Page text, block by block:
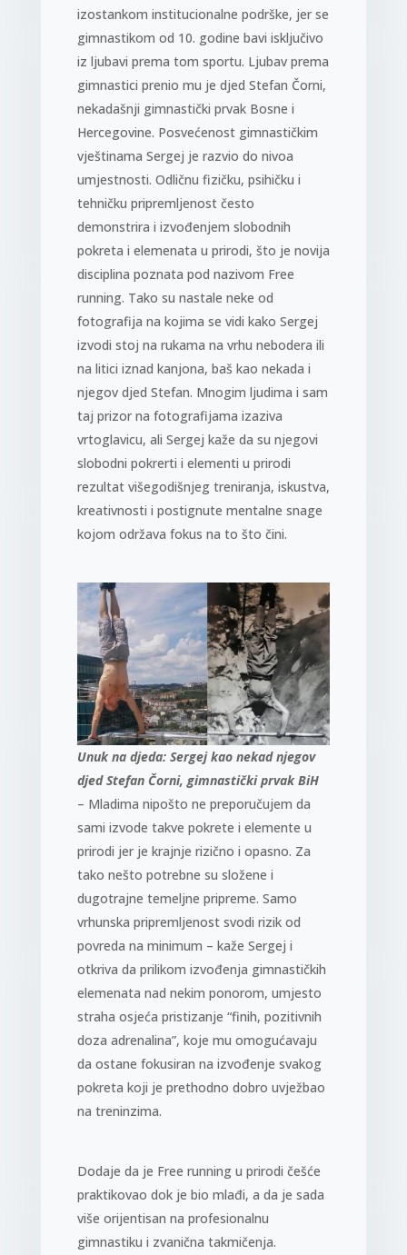
izostankom institucionalne podrške, jer se
gimnastikom od 10. godine bavi isključivo
iz ljubavi prema tom sportu. Ljubav prema
gimnastici prenio mu je djed Stefan Čorni,
nekadašnji gimnastički prvak Bosne i
Hercegovine. Posvećenost gimnastičkim
vještinama Sergej je razvio do nivoa
umjestnosti. Odličnu fizičku, psihičku i
tehničku pripremljenost često
demonstrira i izvođenjem slobodnih
pokreta i elemenata u prirodi, što je novija
disciplina poznata pod nazivom Free
running. Tako su nastale neke od
fotografija na kojima se vidi kako Sergej
izvodi stoj na rukama na vrhu nebodera ili
na litici iznad kanjona, baš kao nekada i
njegov djed Stefan. Mnogim ljudima i sam
taj prizor na fotografijama izaziva
vrtoglavicu, ali Sergej kaže da su njegovi
slobodni pokrerti i elementi u prirodi
rezultat višegodišnjeg treniranja, iskustva,
kreativnosti i postignute mentalne snage
kojom održava fokus na to što čini.
Unuk na djeda: Sergej kao nekad njegov
djed Stefan Čorni, gimnastički prvak BiH
– Mladima nipošto ne preporučujem da
sami izvode takve pokrete i elemente u
prirodi jer je krajnje rizično i opasno. Za
tako nešto potrebne su složene i
dugotrajne temeljne pripreme. Samo
vrhunska pripremljenost svodi rizik od
povreda na minimum – kaže Sergej i
otkriva da prilikom izvođenja gimnastičkih
elemenata nad nekim ponorom, umjesto
straha osjeća pristizanje “finih, pozitivnih
doza adrenalina”, koje mu omogućavaju
da ostane fokusiran na izvođenje svakog
pokreta koji je prethodno dobro uvježbao
na treninzima.
Dodaje da je Free running u prirodi češće
praktikovao dok je bio mlađi, a da je sada
više orijentisan na profesionalnu
gimnastiku i zvanična takmičenja.